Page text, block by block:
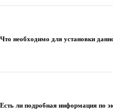
Что необходимо для установки
Есть ли подробная информация по